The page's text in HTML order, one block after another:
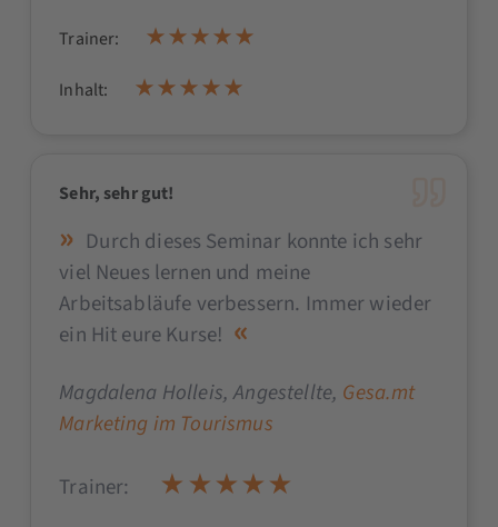
Trainer:
Inhalt:
Sehr, sehr gut!
Durch dieses Seminar konnte ich sehr
viel Neues lernen und meine
Arbeitsabläufe verbessern. Immer wieder
ein Hit eure Kurse!
Magdalena Holleis, Angestellte, Gesa.mt
Marketing im Tourismus
Trainer: